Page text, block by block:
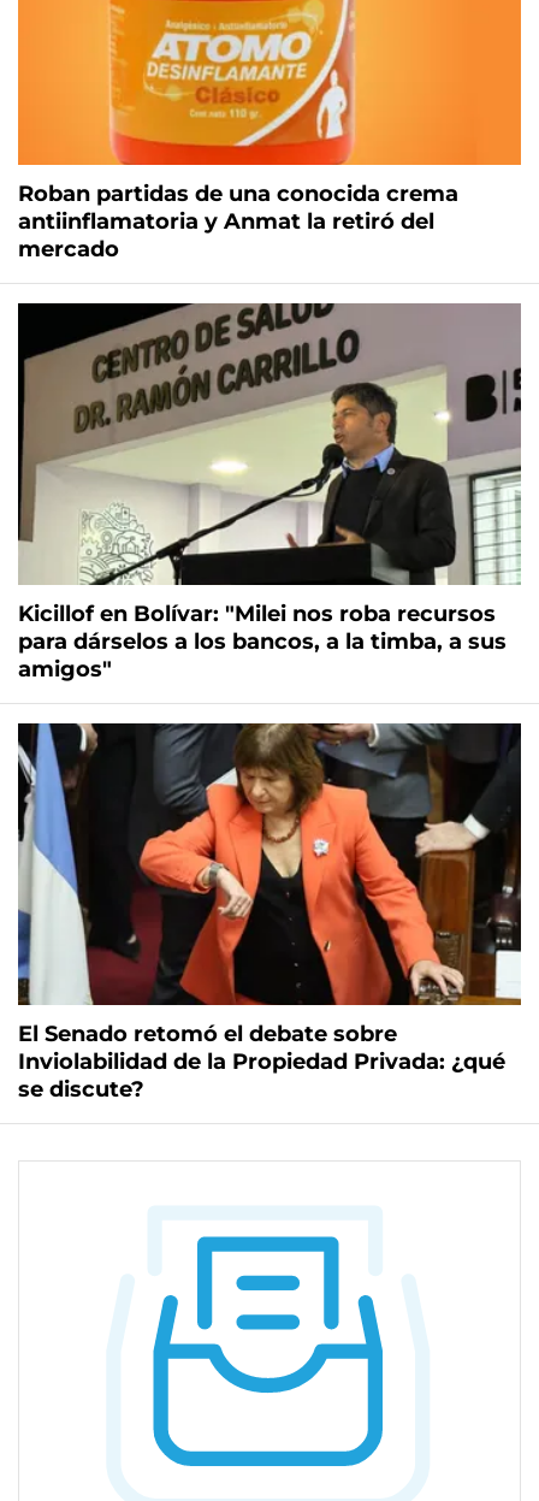
Roban partidas de una conocida crema
antiinflamatoria y Anmat la retiró del
mercado
Kicillof en Bolívar: "Milei nos roba recursos
para dárselos a los bancos, a la timba, a sus
amigos"
El Senado retomó el debate sobre
Inviolabilidad de la Propiedad Privada: ¿qué
se discute?